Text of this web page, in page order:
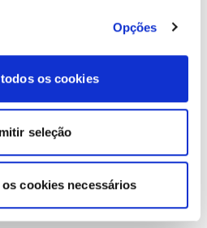
Opções
os cookies
seleção
cookies necessários